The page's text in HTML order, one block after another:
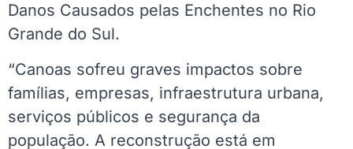
Danos Causados pelas Enchentes no Rio
Grande do Sul.
“Canoas sofreu graves impactos sobre
famílias, empresas, infraestrutura urbana,
serviços públicos e segurança da
população. A reconstrução está em